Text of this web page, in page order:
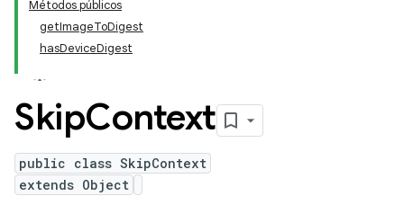
Métodos públicos
getImageToDigest
hasDeviceDigest
SkipContext
public class SkipContext
extends Object